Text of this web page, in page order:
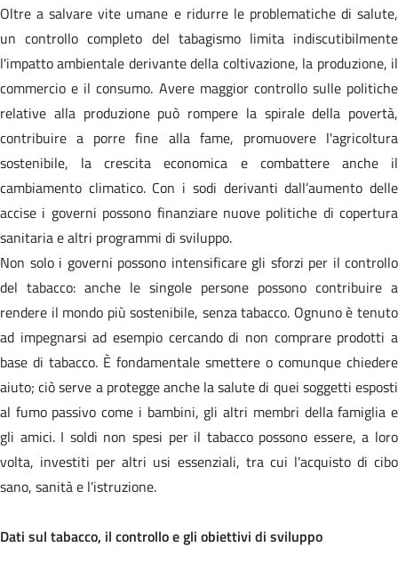
Oltre a salvare vite umane e ridurre le problematiche di salute,
un controllo completo del tabagismo limita indiscutibilmente
l'impatto ambientale derivante della coltivazione, la produzione, il
commercio e il consumo. Avere maggior controllo sulle politiche
relative alla produzione può rompere la spirale della povertà,
contribuire a porre fine alla fame, promuovere l'agricoltura
sostenibile, la crescita economica e combattere anche il
cambiamento climatico. Con i sodi derivanti dall’aumento delle
accise i governi possono finanziare nuove politiche di copertura
sanitaria e altri programmi di sviluppo.
Non solo i governi possono intensificare gli sforzi per il controllo
del tabacco: anche le singole persone possono contribuire a
rendere il mondo più sostenibile, senza tabacco. Ognuno è tenuto
ad impegnarsi ad esempio cercando di non comprare prodotti a
base di tabacco. È fondamentale smettere o comunque chiedere
aiuto; ciò serve a protegge anche la salute di quei soggetti esposti
al fumo passivo come i bambini, gli altri membri della famiglia e
gli amici. I soldi non spesi per il tabacco possono essere, a loro
volta, investiti per altri usi essenziali, tra cui l'acquisto di cibo
sano, sanità e l'istruzione.
Dati sul tabacco, il controllo e gli obiettivi di sviluppo